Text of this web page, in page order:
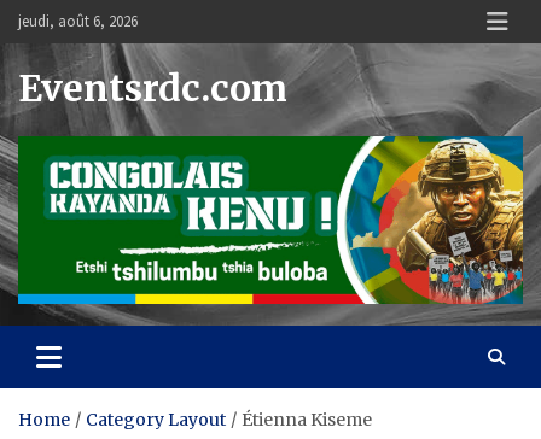
Skip
content
jeudi, août 6, 2026
Eventsrdc.com
Home Category Layout Étienna Kiseme